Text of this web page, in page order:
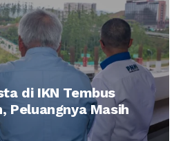
di IKN Tembus
Peluangnya Masih